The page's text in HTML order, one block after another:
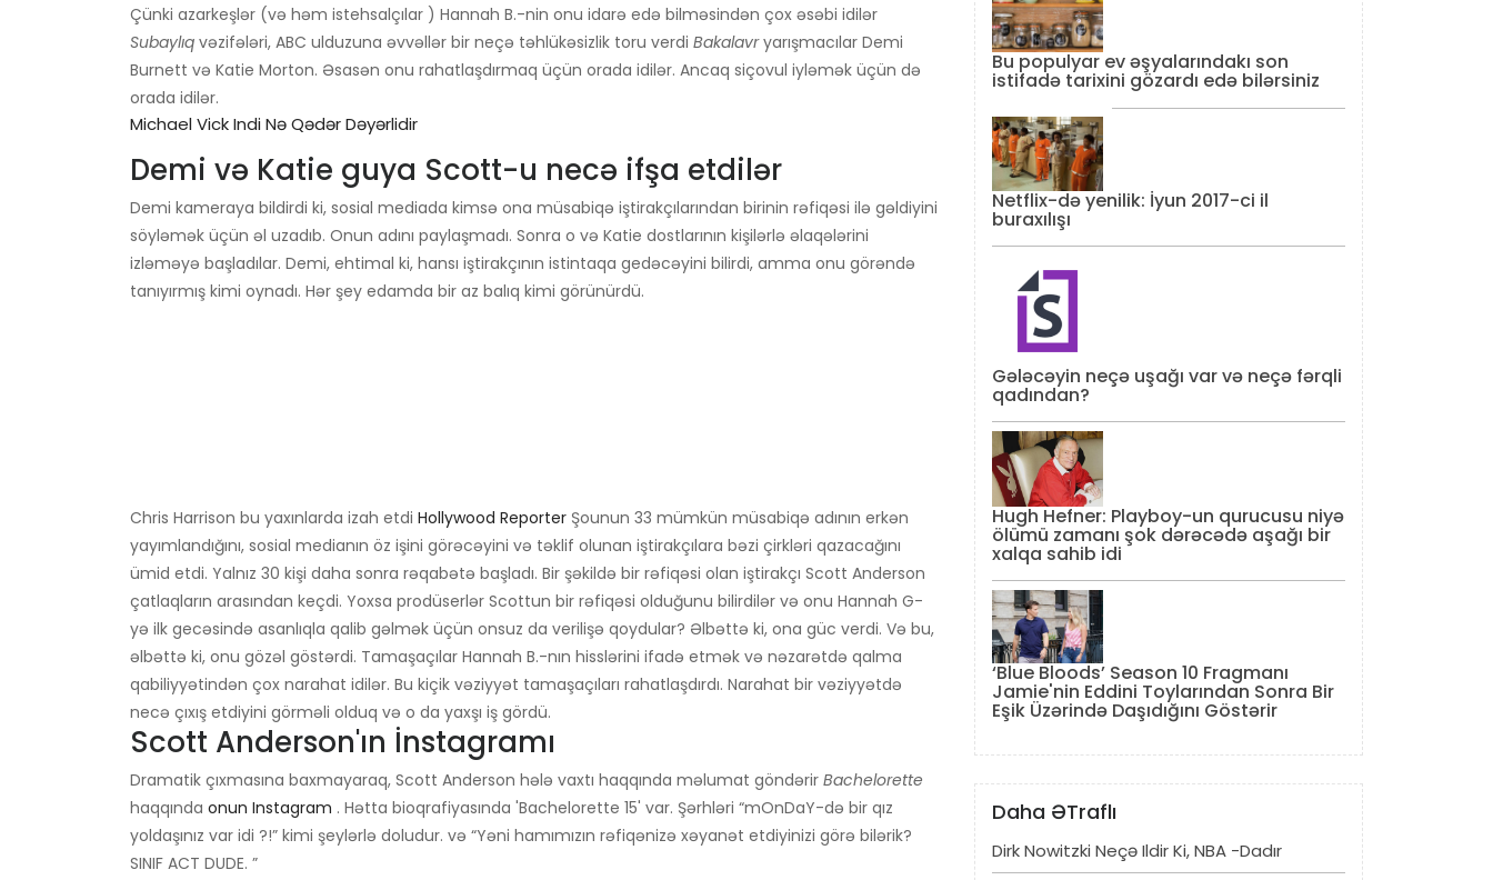
Çünki azarkeşlər (və həm istehsalçılar ) Hannah B.-nin onu idarə edə bilməsindən çox əsəbi idilər
Subaylıq vəzifələri, ABC ulduzuna əvvəllər bir neçə təhlükəsizlik toru verdi Bakalavryarışmacılar Demi
Burnett və Katie Morton. Əsasən onu rahatlaşdırmaq üçün orada idilər. Ancaq siçovul iyləmək üçün də
orada idilər.
Michael Vick Indi Nə Qədər Dəyərlidir
Demi və Katie guya Scott-u necə ifşa etdilər
Demi kameraya bildirdi ki, sosial mediada kimsə ona müsabiqə iştirakçılarından birinin rəfiqəsi ilə gəldiyini
söyləmək üçün əl uzadıb. Onun adını paylaşmadı. Sonra o və Katie dostlarının kişilərlə əlaqələrini
izləməyə başladılar. Demi, ehtimal ki, hansı iştirakçının istintaqa gedəcəyini bilirdi, amma onu görəndə
tanıyırmış kimi oynadı. Hər şey edamda bir az balıq kimi görünürdü.
Chris Harrison bu yaxınlarda izah etdi Hollywood Reporter Şounun 33 mümkün müsabiqə adının erkən
yayımlandığını, sosial medianın öz işini görəcəyini və təklif olunan iştirakçılara bəzi çirkləri qazacağını
ümid etdi. Yalnız 30 kişi daha sonra rəqabətə başladı. Bir şəkildə bir rəfiqəsi olan iştirakçı Scott Anderson
çatlaqların arasından keçdi. Yoxsa prodüserlər Scottun bir rəfiqəsi olduğunu bilirdilər və onu Hannah G-
yə ilk gecəsində asanlıqla qalib gəlmək üçün onsuz da verilişə qoydular? Əlbəttə ki, ona güc verdi. Və bu,
əlbəttə ki, onu gözəl göstərdi. Tamaşaçılar Hannah B.-nın hisslərini ifadə etmək və nəzarətdə qalma
qabiliyyətindən çox narahat idilər. Bu kiçik vəziyyət tamaşaçıları rahatlaşdırdı. Narahat bir vəziyyətdə
necə çıxış etdiyini görməli olduq və o da yaxşı iş gördü.
Scott Anderson'ın İnstagramı
Dramatik çıxmasına baxmayaraq, Scott Anderson hələ vaxtı haqqında məlumat göndərir Bachelorette
haqqında onun Instagram . Hətta bioqrafiyasında 'Bachelorette 15' var. Şərhləri “mOnDaY-də bir qız
yoldaşınız var idi ?!” kimi şeylərlə doludur. və “Yəni hamımızın rəfiqənizə xəyanət etdiyinizi görə bilərik?
SINIF ACT DUDE. ”
Bu populyar ev əşyalarındakı son
istifadə tarixini gözardı edə bilərsiniz
Netflix-də yenilik: İyun 2017-ci il
buraxılışı
Gələcəyin neçə uşağı var və neçə fərqli
qadından?
Hugh Hefner: Playboy-un qurucusu niyə
ölümü zamanı şok dərəcədə aşağı bir
xalqa sahib idi
‘Blue Bloods’ Season 10 Fragmanı
Jamie'nin Eddini Toylarından Sonra Bir
Eşik Üzərində Daşıdığını Göstərir
Daha ƏTraflı
Dirk Nowitzki Neçə Ildir Ki, NBA -dadır